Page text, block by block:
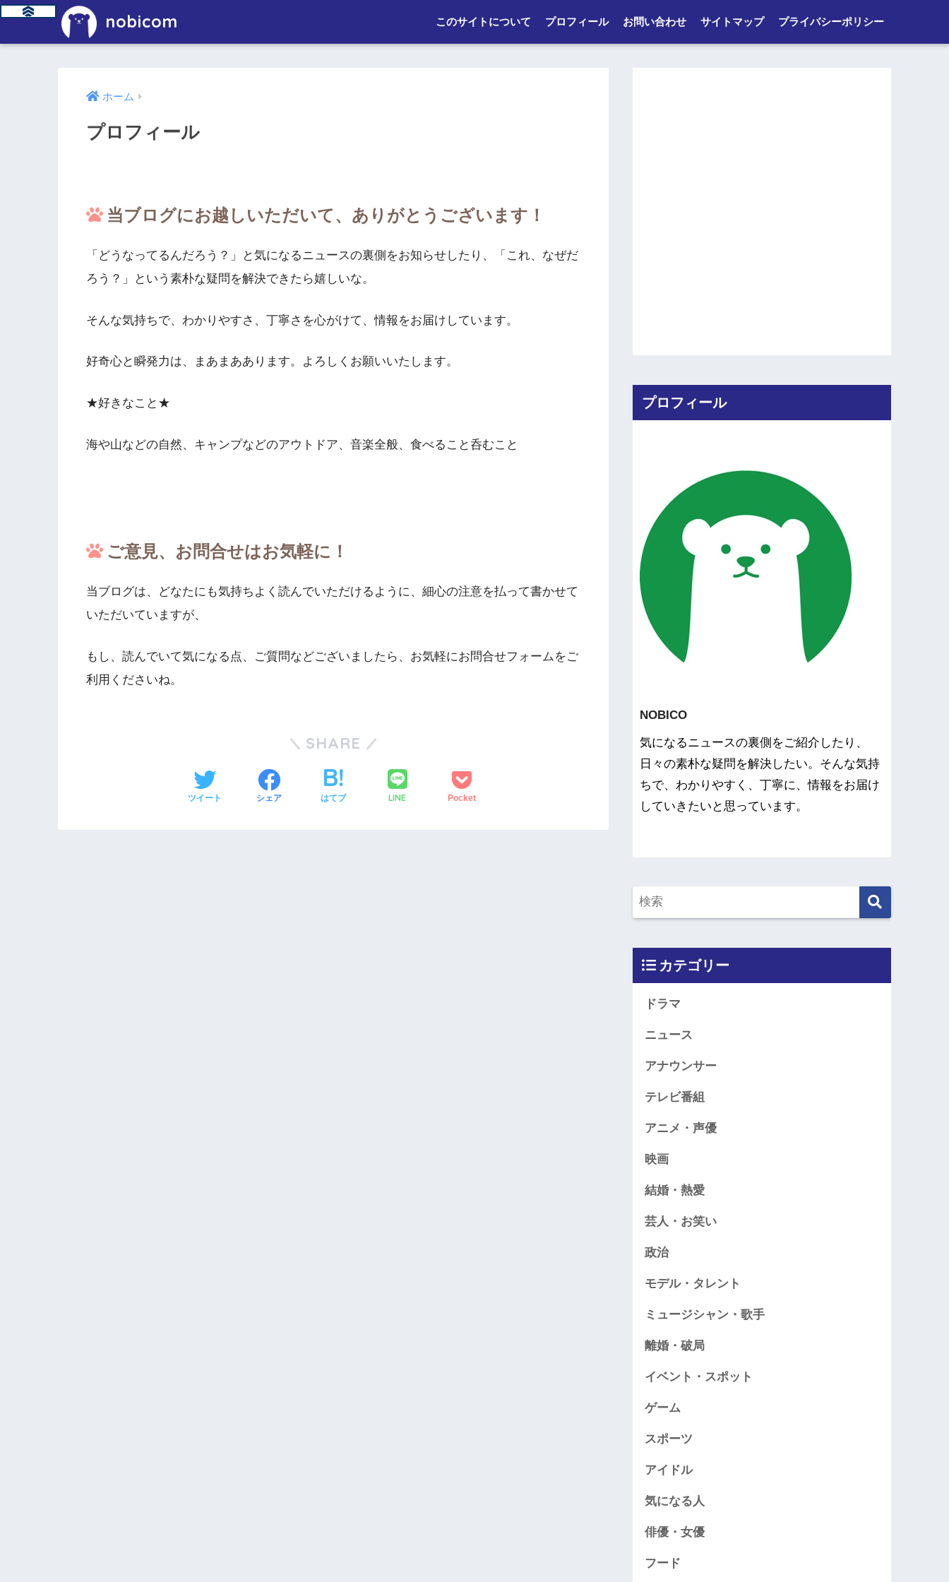
nobicom このサイトについて プロフィール お問い合わせ サイトマップ プライバシーポリシー
ホーム
プロフィール
当ブログにお越しいただいて、ありがとうございます！
「どうなってるんだろう？」と気になるニュースの裏側をお知らせしたり、「これ、なぜだ
ろう？」という素朴な疑問を解決できたら嬉しいな。
そんな気持ちで、わかりやすさ、丁寧さを心がけて、情報をお届けしています。
好奇心と瞬発力は、まあまああります。よろしくお願いいたします。
★好きなこと★
海や山などの自然、キャンプなどのアウトドア、音楽全般、食べること呑むこと
ご意見、お問合せはお気軽に！
当ブログは、どなたにも気持ちよく読んでいただけるように、細心の注意を払って書かせて
いただいていますが、
もし、読んでいて気になる点、ご質問などございましたら、お気軽にお問合せフォームをご
利用くださいね。
SHARE
ツイート シェア はてブ LINE Pocket
プロフィール
NOBICO
気になるニュースの裏側をご紹介したり、
日々の素朴な疑問を解決したい。そんな気持
ちで、わかりやすく、丁寧に、情報をお届け
していきたいと思っています。
カテゴリー
ドラマ
ニュース
アナウンサー
テレビ番組
アニメ・声優
映画
結婚・熱愛
芸人・お笑い
政治
モデル・タレント
ミュージシャン・歌手
離婚・破局
イベント・スポット
ゲーム
スポーツ
アイドル
気になる人
俳優・女優
フード